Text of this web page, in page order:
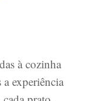
à cozinha
a experiência